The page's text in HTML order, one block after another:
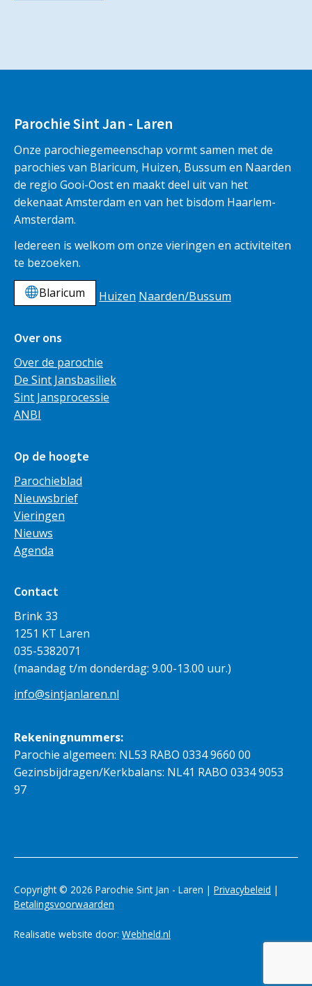
Parochie Sint Jan - Laren
Onze parochiegemeenschap vormt samen met de
parochies van Blaricum, Huizen, Bussum en Naarden
de regio Gooi-Oost en maakt deel uit van het
dekenaat Amsterdam en van het bisdom Haarlem-
Amsterdam.
Iedereen is welkom om onze vieringen en activiteiten
te bezoeken.
Blaricum
Huizen Naarden/Bussum
Over ons
Over de parochie
De Sint Jansbasiliek
Sint Jansprocessie
ANBI
Op de hoogte
Parochieblad
Nieuwsbrief
Vieringen
Nieuws
Agenda
Contact
Brink 33
1251 KT Laren
035-5382071
(maandag t/m donderdag: 9.00-13.00 uur.)
info@sintjanlaren.nl
Rekeningnummers:
Parochie algemeen: NL53 RABO 0334 9660 00
Gezinsbijdragen/Kerkbalans: NL41 RABO 0334 9053
97
Copyright © 2026 Parochie Sint Jan - Laren | Privacybeleid |
Betalingsvoorwaarden
Realisatie website door: Webheld.nl